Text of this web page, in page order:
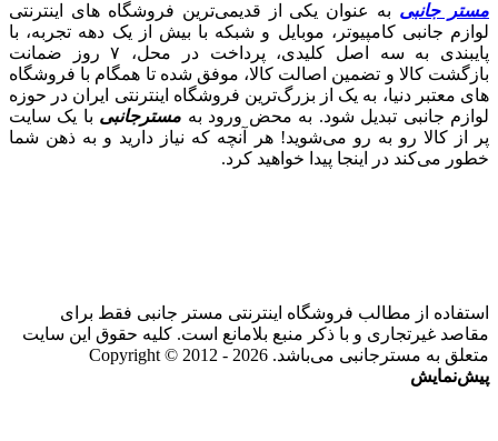
مستر جانبی به عنوان یکی از قدیمی‌ترین فروشگاه های اینترنتی
لوازم جانبی کامپیوتر، موبایل و شبکه با بیش از یک دهه تجربه، با
پایبندی به سه اصل کلیدی، پرداخت در محل، ۷ روز ضمانت
بازگشت کالا و تضمین اصالت کالا، موفق شده تا همگام با فروشگاه‌
های معتبر دنیا، به یک از بزرگ‌ترین فروشگاه اینترنتی ایران در حوزه
لوازم جانبی تبدیل شود. به محض ورود به مسترجانبی با یک سایت
پر از کالا رو به رو می‌شوید! هر آنچه که نیاز دارید و به ذهن شما
خطور می‌کند در اینجا پیدا خواهید کرد.
استفاده از مطالب فروشگاه اینترنتی مستر جانبی فقط برای
مقاصد غیرتجاری و با ذکر منبع بلامانع است. کلیه حقوق این سایت
متعلق به مسترجانبی می‌باشد. Copyright © 2012 - 2026
پیش‌نمایش